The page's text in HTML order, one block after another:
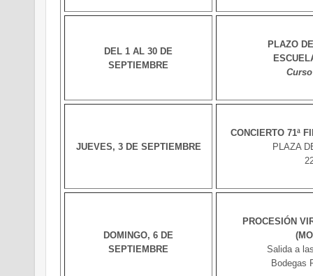
DEL 1 AL 30 DE
SEPTIEMBRE
PLAZO
Curso
JUEVES, 3 DE SEPTIEMBRE
CONCIERTO 71ª
PLAZA
DOMINGO, 6 DE
SEPTIEMBRE
PROCESIÓN
Salida a
Bodegas